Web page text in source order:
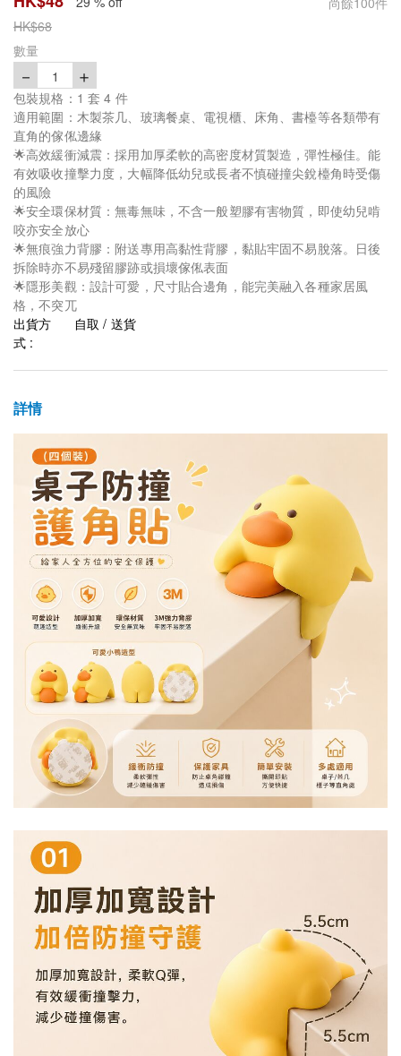
HK$68
數量
－ 1 ＋
包裝規格：1 套 4 件
適用範圍：木製茶几、玻璃餐桌、電視櫃、床角、書檯等各類帶有
直角的傢俬邊緣
🌟高效緩衝減震：採用加厚柔軟的高密度材質製造，彈性極佳。能
有效吸收撞擊力度，大幅降低幼兒或長者不慎碰撞尖銳檯角時受傷
的風險
🌟安全環保材質：無毒無味，不含一般塑膠有害物質，即使幼兒啃
咬亦安全放心
🌟無痕強力背膠：附送專用高黏性背膠，黏貼牢固不易脫落。日後
拆除時亦不易殘留膠跡或損壞傢俬表面
🌟隱形美觀：設計可愛，尺寸貼合邊角，能完美融入各種家居風
格，不突兀
出貨方
式 :
自取 / 送貨
詳情